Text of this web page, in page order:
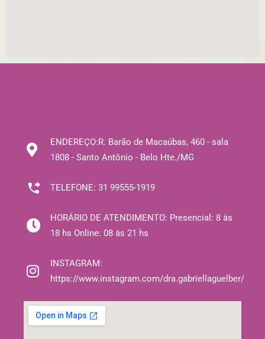
ENDEREÇO:R. Barão de Macaúbas, 460 - sala
1808 - Santo Antônio - Belo Hte./MG
TELEFONE: 31 99555-1919
HORÁRIO DE ATENDIMENTO: Presencial: 8 às
18 hs Online: 08 às 21 hs
INSTAGRAM:
https://www.instagram.com/dra.gabriellaguelber/